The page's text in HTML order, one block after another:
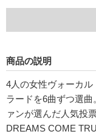
商品の説明
4人の女性ヴォーカ
ラードを6曲ずつ選
ァンが選んだ人気投
DREAMS COME